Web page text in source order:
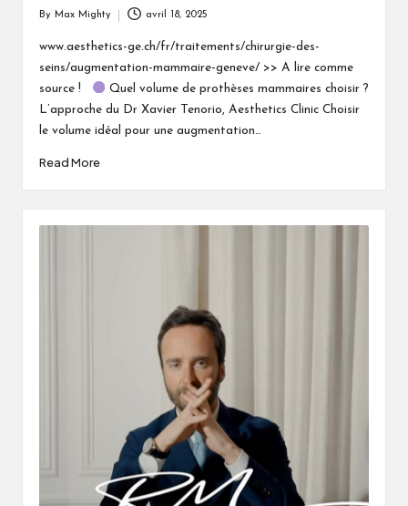
By Max Mighty avril 18, 2025
www.aesthetics-ge.ch/fr/traitements/chirurgie-des-
seins/augmentation-mammaire-geneve/ >> A lire comme
source !
Quel volume de prothèses mammaires choisir ?
L’approche du Dr Xavier Tenorio, Aesthetics Clinic Choisir
le volume idéal pour une augmentation…
Read More